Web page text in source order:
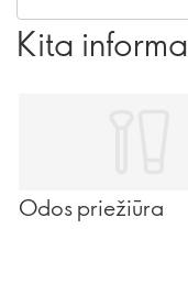
priemonės,
kremai su SPF bei
gali apsaugoti visus
Kita
Odos priežiūra